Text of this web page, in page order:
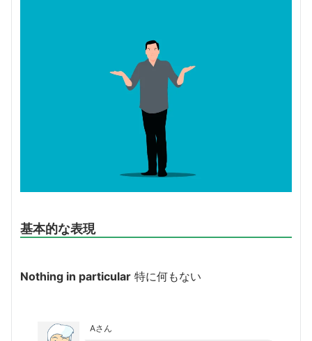
基本的な表現
Nothing in particular 特に何もない
Aさん